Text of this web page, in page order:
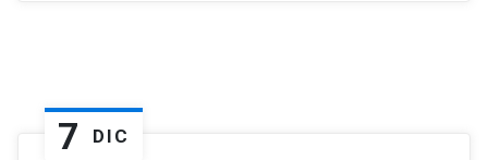
7 DIC